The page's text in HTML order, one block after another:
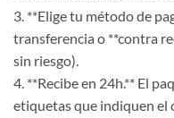
3. **Elige tu método de
transferencia o **contra
sin riesgo).
4. **Recibe en 24h.** El
etiquetas que indiquen el